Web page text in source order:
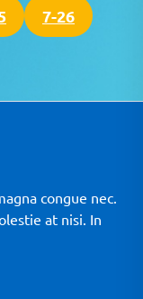
7-26
congue nec.
at nisi. In